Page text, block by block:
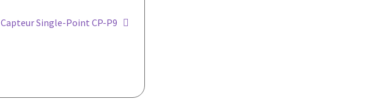
Article
Capteur Single-Point CP-P9